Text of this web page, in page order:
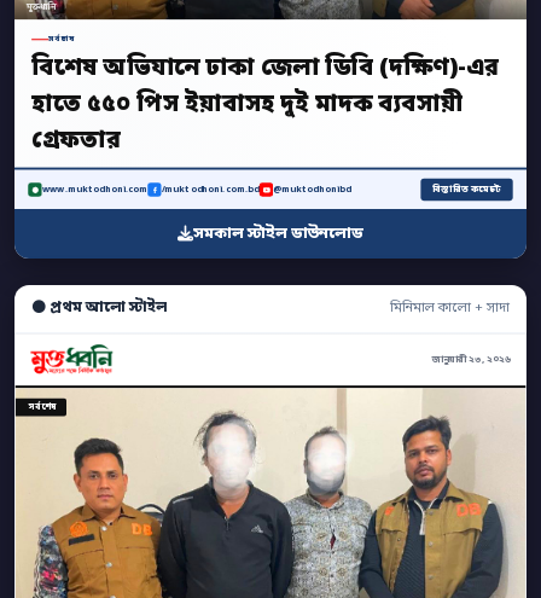
মুক্তধ্বনি
সর্বশেষ
বিশেষ অভিযানে ঢাকা জেলা ডিবি (দক্ষিণ)-এর
হাতে ৫৫০ পিস ইয়াবাসহ দুই মাদক ব্যবসায়ী
গ্রেফতার
www.muktodhoni.com /muktodhoni.com.bd @muktodhonibd বিস্তারিত কমেন্টে
সমকাল স্টাইল ডাউনলোড
⚫ প্রথম আলো স্টাইল মিনিমাল কালো + সাদা
জানুয়ারী ২৩, ২০২৬
সর্বশেষ